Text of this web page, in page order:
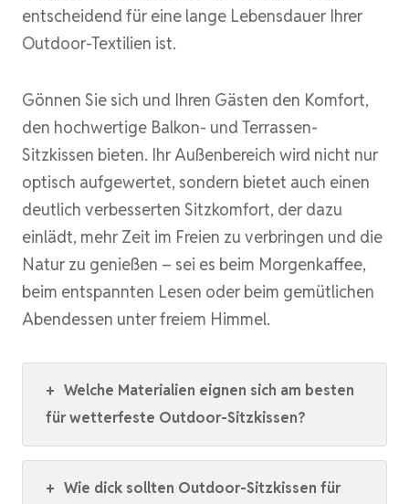
entscheidend für eine lange Lebensdauer Ihrer
Outdoor-Textilien ist.
Gönnen Sie sich und Ihren Gästen den Komfort,
den hochwertige Balkon- und Terrassen-
Sitzkissen bieten. Ihr Außenbereich wird nicht nur
optisch aufgewertet, sondern bietet auch einen
deutlich verbesserten Sitzkomfort, der dazu
einlädt, mehr Zeit im Freien zu verbringen und die
Natur zu genießen – sei es beim Morgenkaffee,
beim entspannten Lesen oder beim gemütlichen
Abendessen unter freiem Himmel.
+ Welche Materialien eignen sich am besten
für wetterfeste Outdoor-Sitzkissen?
+ Wie dick sollten Outdoor-Sitzkissen für